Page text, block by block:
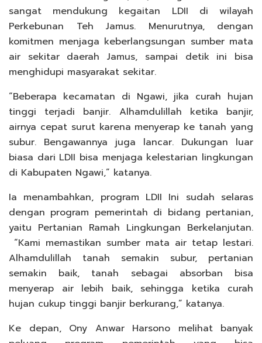
sangat mendukung kegaitan LDII di wilayah
Perkebunan Teh Jamus. Menurutnya, dengan
komitmen menjaga keberlangsungan sumber mata
air sekitar daerah Jamus, sampai detik ini bisa
menghidupi masyarakat sekitar.
“Beberapa kecamatan di Ngawi, jika curah hujan
tinggi terjadi banjir. Alhamdulillah ketika banjir,
airnya cepat surut karena menyerap ke tanah yang
subur. Bengawannya juga lancar. Dukungan luar
biasa dari LDII bisa menjaga kelestarian lingkungan
di Kabupaten Ngawi,” katanya.
Ia menambahkan, program LDII Ini sudah selaras
dengan program pemerintah di bidang pertanian,
yaitu Pertanian Ramah Lingkungan Berkelanjutan.
“Kami memastikan sumber mata air tetap lestari.
Alhamdulillah tanah semakin subur, pertanian
semakin baik, tanah sebagai absorban bisa
menyerap air lebih baik, sehingga ketika curah
hujan cukup tinggi banjir berkurang,” katanya.
Ke depan, Ony Anwar Harsono melihat banyak